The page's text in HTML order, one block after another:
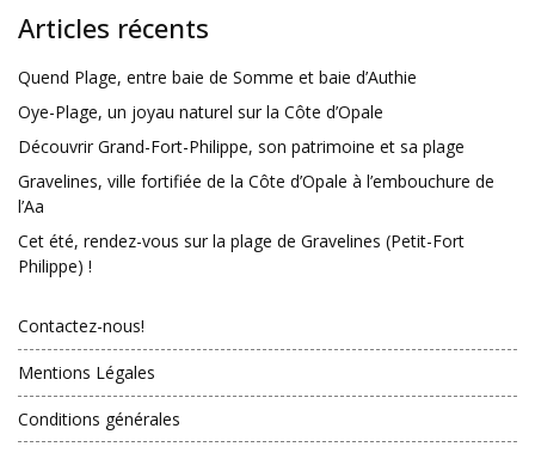
Articles récents
Quend Plage, entre baie de Somme et baie d’Authie
Oye-Plage, un joyau naturel sur la Côte d’Opale
Découvrir Grand-Fort-Philippe, son patrimoine et sa plage
Gravelines, ville fortifiée de la Côte d’Opale à l’embouchure de
l’Aa
Cet été, rendez-vous sur la plage de Gravelines (Petit-Fort
Philippe) !
Contactez-nous!
Mentions Légales
Conditions générales